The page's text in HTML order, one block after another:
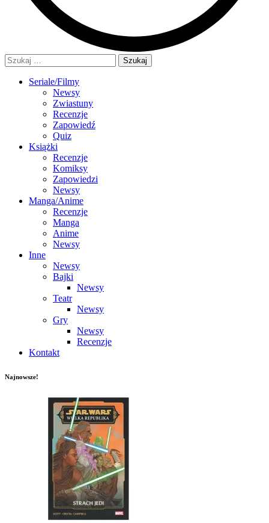
Szukaj:
Seriale/Filmy
Newsy
Zwiastuny
Recenzje
Zapowiedź
Quiz
Książki
Recenzje
Komiksy
Zapowiedzi
Newsy
Manga/Anime
Recenzje
Manga
Anime
Newsy
Inne
Newsy
Bajki
Newsy
Teatr
Newsy
Gry
Newsy
Recenzje
Kontakt
Najnowsze!